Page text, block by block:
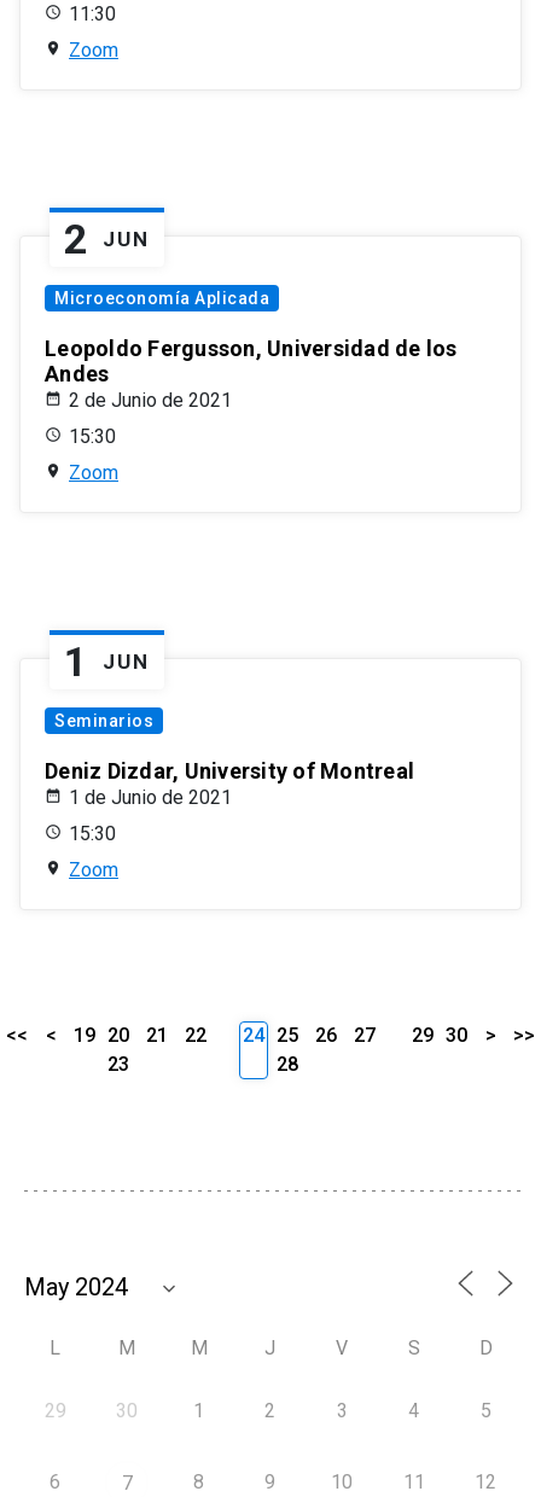
11:30
Zoom
2 JUN
Microeconomía Aplicada
Leopoldo Fergusson, Universidad de los
Andes
2 de Junio de 2021
15:30
Zoom
1 JUN
Seminarios
Deniz Dizdar, University of Montreal
1 de Junio de 2021
15:30
Zoom
<< < 19 20 21
22
23
24 25 26
27
28
29 30 > >>
L M M J V S D
29 30 1 2 3 4 5
6 7 8 9 10 11 12